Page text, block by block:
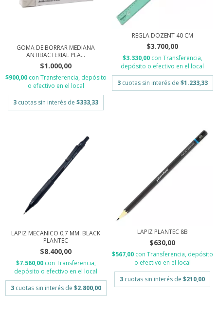
GOMA DE BORRAR MEDIANA
ANTIBACTERIAL PLA...
$1.000,00
$900,00 con Transferencia, depósito
o efectivo en el local
3 cuotas sin interés de $333,33
REGLA DOZENT 40 CM
$3.700,00
$3.330,00 con Transferencia,
depósito o efectivo en el local
3 cuotas sin interés de $1.233,33
LAPIZ MECANICO 0,7 MM. BLACK
PLANTEC
$8.400,00
$7.560,00 con Transferencia,
depósito o efectivo en el local
3 cuotas sin interés de $2.800,00
LAPIZ PLANTEC 8B
$630,00
$567,00 con Transferencia, depósito
o efectivo en el local
3 cuotas sin interés de $210,00